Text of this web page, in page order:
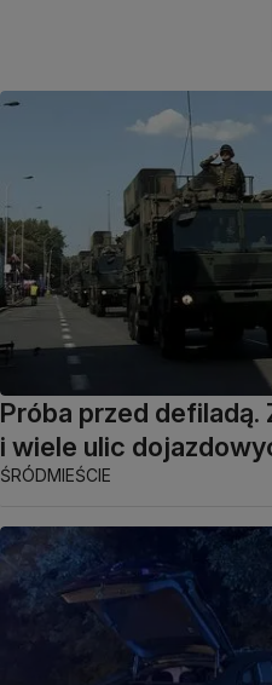
Próba przed defiladą.
i wiele ulic
ŚRÓDMIEŚCIE